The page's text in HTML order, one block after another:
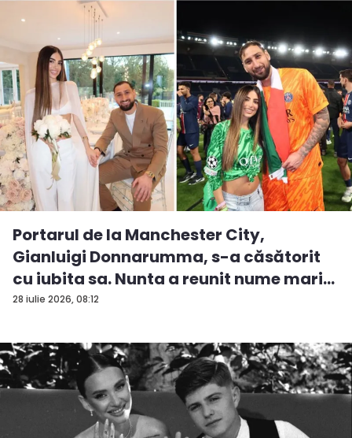
28 iulie 2026, 08:12
Portarul de la Manchester City,
Gianluigi Donnarumma, s-a căsătorit
cu iubita sa. Nunta a reunit nume mari...